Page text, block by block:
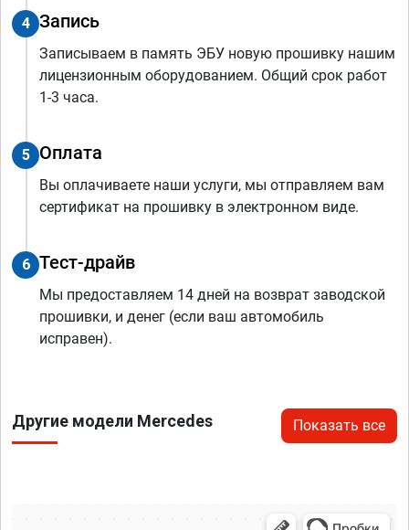
4 Запись
Записываем в память ЭБУ новую прошивку нашим
лицензионным оборудованием. Общий срок работ
1-3 часа.
5 Оплата
Вы оплачиваете наши услуги, мы отправляем вам
сертификат на прошивку в электронном виде.
6 Тест-драйв
Мы предоставляем 14 дней на возврат заводской
прошивки, и денег (если ваш автомобиль
исправен).
Другие модели Mercedes Показать все